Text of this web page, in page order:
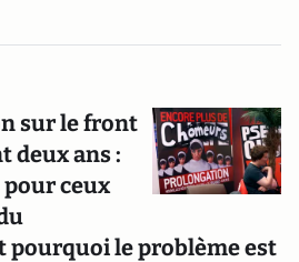
sur le front
deux ans :
ceux
pourquoi le problème est